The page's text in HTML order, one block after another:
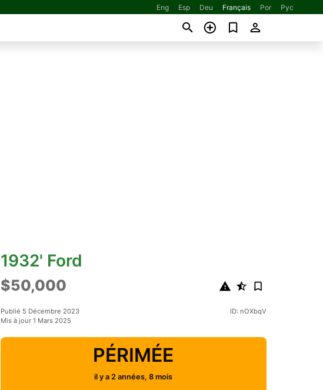
Eng Esp Deu Français Por Рус
1932' Ford
$50,000
Publié 5 Décembre 2023
Mis à jour 1 Mars 2025
ID: nOXbqV
PÉRIMÉE
il y a 2 années, 8 mois